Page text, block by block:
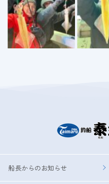
船長からのお知らせ